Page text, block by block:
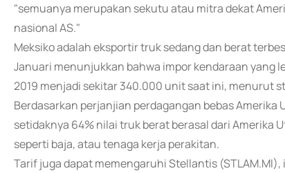
"semuanya merupakan sekutu atau mitra dekat
nasional AS."
Meksiko adalah eksportir truk sedang dan berat
Januari menunjukkan bahwa impor kendaraan yang
2019 menjadi sekitar 340.000 unit saat ini, menurut
Berdasarkan perjanjian perdagangan bebas Amerika
setidaknya 64% nilai truk berat berasal dari Amerika
seperti baja, atau tenaga kerja perakitan.
Tarif juga dapat memengaruhi Stellantis